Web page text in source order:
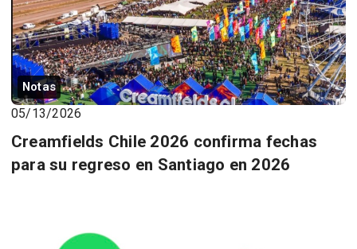
Notas
05/13/2026
Creamfields Chile 2026 confirma fechas
para su regreso en Santiago en 2026